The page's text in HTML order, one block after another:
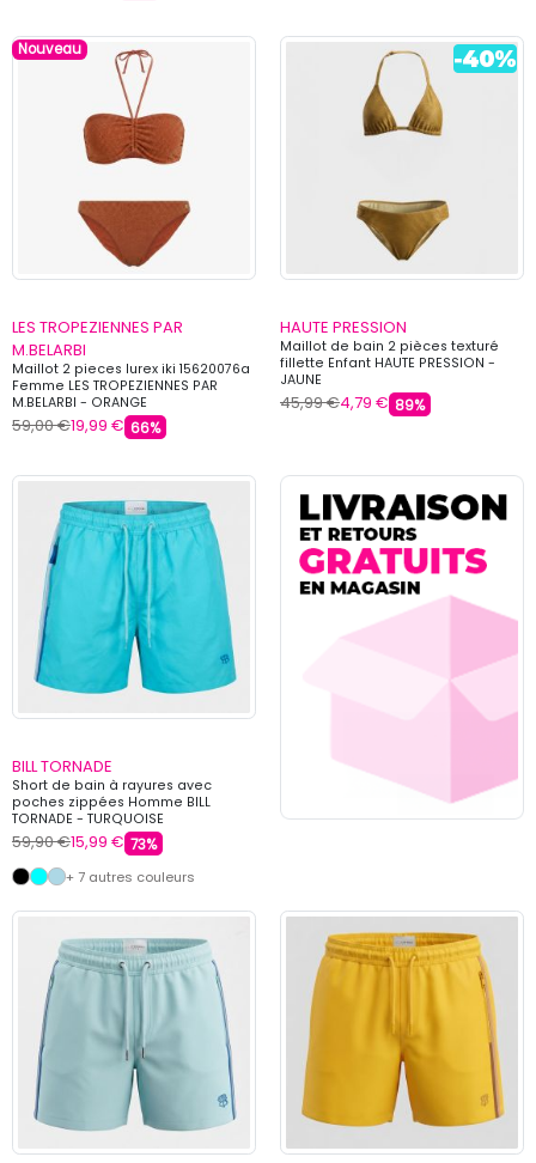
Nouveau
LES TROPEZIENNES PAR
M.BELARBI
Maillot 2 pieces lurex iki 15620076a
Femme LES TROPEZIENNES PAR
M.BELARBI - ORANGE
59,00 €19,99 € 66%
HAUTE PRESSION
Maillot de bain 2 pièces texturé
fillette Enfant HAUTE PRESSION -
JAUNE
45,99 €4,79 € 89%
BILL TORNADE
Short de bain à rayures avec
poches zippées Homme BILL
TORNADE - TURQUOISE
59,90 €15,99 € 73%
+ 7 autres couleurs